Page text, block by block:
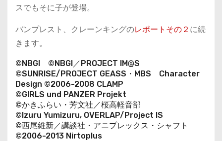
スでもそに子が登場。
バンプレスト、クレーンキングのレポートその２ に続
きます。
©NBGI ©NBGI／PROJECT IM@S
©SUNRISE/PROJECT GEASS・MBS Character
Design ©2006-2008 CLAMP
©GIRLS und PANZER Projekt
©かきふらい・芳文社／桜高軽音部
©Izuru Yumizuru, OVERLAP/Project IS
©西尾維新／講談社・アニプレックス・シャフト
©2006-2013 Nirtoplus